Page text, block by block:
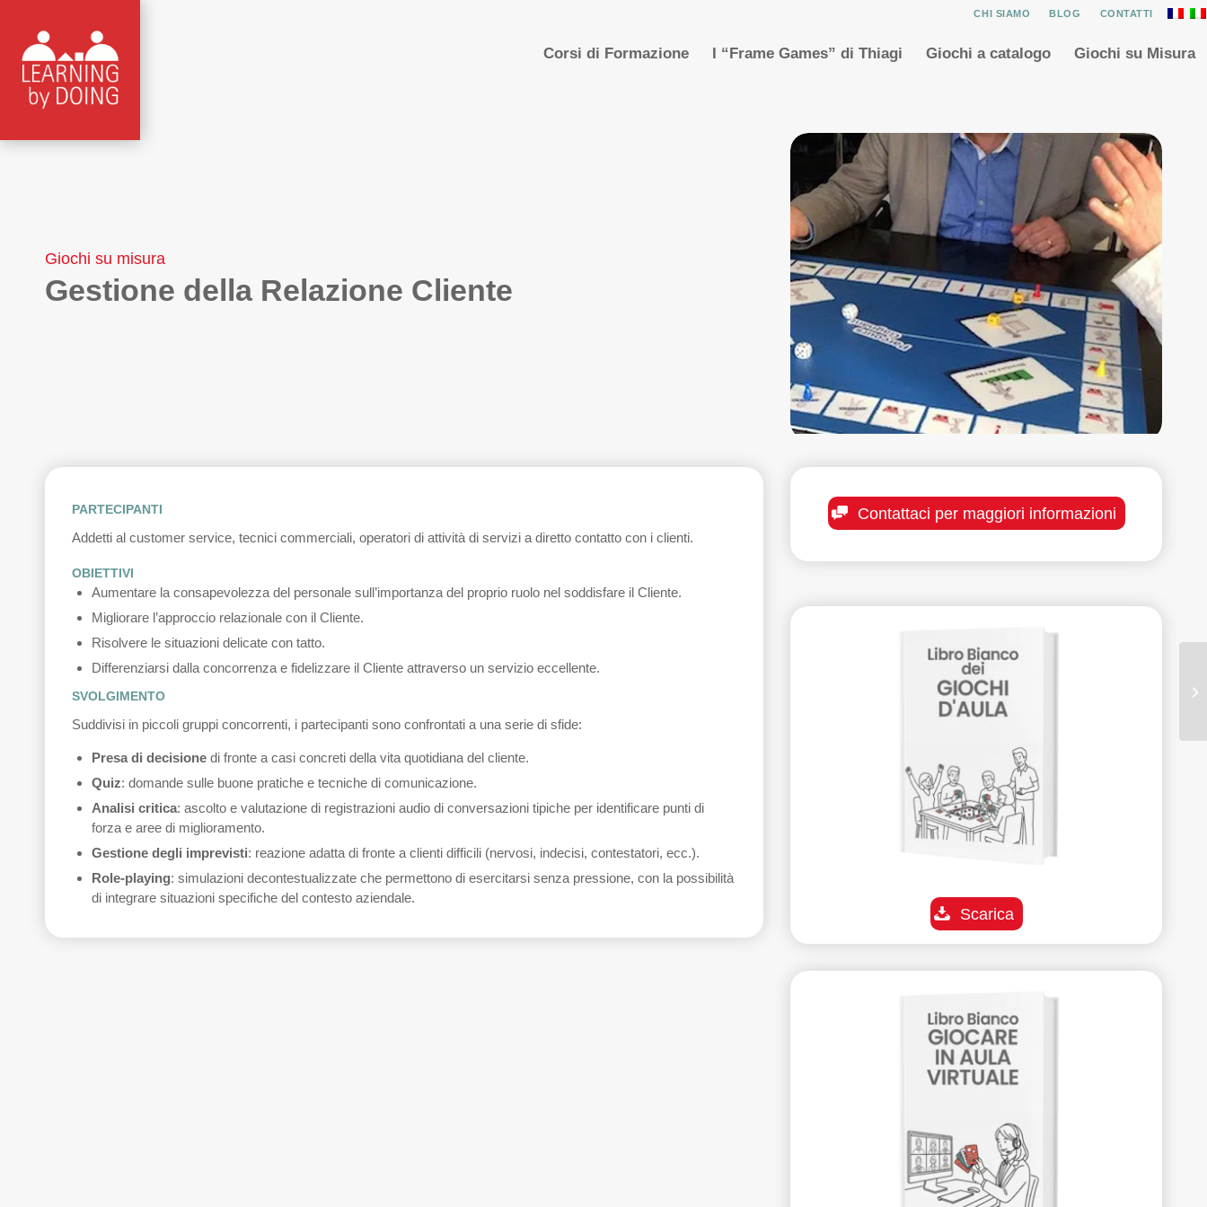
CHI SIAMO BLOG CONTATTI
Corsi di Formazione I “Frame Games” di Thiagi Giochi a catalogo Giochi su Misura
Giochi su misura
Gestione della Relazione Cliente
PARTECIPANTI
Addetti al customer service, tecnici commerciali, operatori di attività di servizi a diretto contatto con i clienti.
OBIETTIVI
Aumentare la consapevolezza del personale sull’importanza del proprio ruolo nel soddisfare il Cliente.
Migliorare l’approccio relazionale con il Cliente.
Risolvere le situazioni delicate con tatto.
Differenziarsi dalla concorrenza e fidelizzare il Cliente attraverso un servizio eccellente.
SVOLGIMENTO
Suddivisi in piccoli gruppi concorrenti, i partecipanti sono confrontati a una serie di sfide:
Presa di decisione di fronte a casi concreti della vita quotidiana del cliente.
Quiz: domande sulle buone pratiche e tecniche di comunicazione.
Analisi critica: ascolto e valutazione di registrazioni audio di conversazioni tipiche per identificare punti di
forza e aree di miglioramento.
Gestione degli imprevisti: reazione adatta di fronte a clienti difficili (nervosi, indecisi, contestatori, ecc.).
Role-playing: simulazioni decontestualizzate che permettono di esercitarsi senza pressione, con la possibilità
di integrare situazioni specifiche del contesto aziendale.
Contattaci per maggiori informazioni
Scarica